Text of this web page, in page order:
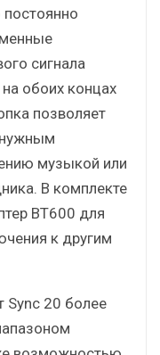
сигнала
обоих концах
позволяет
музыкой или
В комплекте
BT600 для
к другим
Sync 20 более